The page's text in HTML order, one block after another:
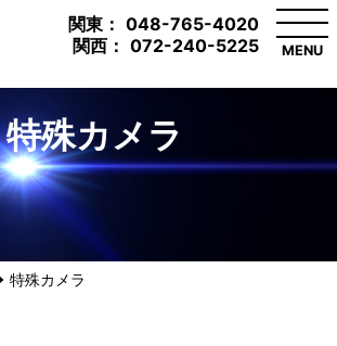
関東： 048-765-4020
関西： 072-240-5225 MENU
特殊カメラ
特殊カメラ